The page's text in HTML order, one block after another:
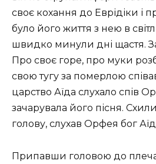
своє кохання до Еврідіки і
було його життя з нею в
швидко минули дні щастя.
Про своє горе, про муки
свою тугу за померлою
царство Аїда слухало спів
зачарувала його пісня.
голову, слухав Орфея бог
Припавши головою до плеча